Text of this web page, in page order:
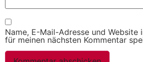
Name, E-Mail-Adresse und Website
für meinen nächsten Kommentar